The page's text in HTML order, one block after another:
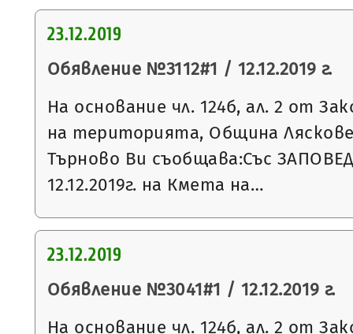
23.12.2019
Обявление №3112#1 / 12.12.2019 г.
На основание чл. 124б, ал. 2 от
на територията, Община
Търново Ви съобщава:Със
12.12.2019г. на Кмета на…
23.12.2019
Обявление №3041#1 / 12.12.2019 г.
На основание чл. 124б, ал. 2 от